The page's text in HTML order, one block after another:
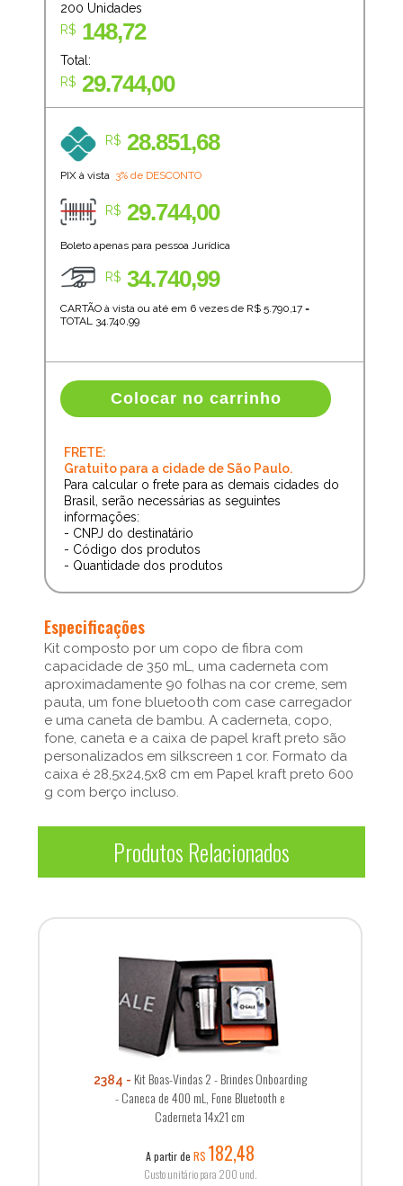
200 Unidades
R$ 148,72
Total:
R$ 29.744,00
R$ 28.851,68
PIX à vista 3% de DESCONTO
R$ 29.744,00
Boleto apenas para pessoa Jurídica
R$ 34.740,99
CARTÃO à vista ou até em 6 vezes de R$ 5.790,17=
TOTAL 34.740,99
Colocar no carrinho
FRETE:
Gratuito para a cidade de São Paulo.
Para calcular o frete para as demais cidades do
Brasil, serão necessárias as seguintes
informações:
- CNPJ do destinatário
- Código dos produtos
- Quantidade dos produtos
Especificações
Kit composto por um copo de fibra com
capacidade de 350 mL, uma caderneta com
aproximadamente 90 folhas na cor creme, sem
pauta, um fone bluetooth com case carregador
e uma caneta de bambu. A caderneta, copo,
fone, caneta e a caixa de papel kraft preto são
personalizados em silkscreen 1 cor. Formato da
caixa é 28,5x24,5x8 cm em Papel kraft preto 600
g com berço incluso.
Produtos Relacionados
2384
Kit Boas-Vindas 2 - Brindes Onboarding
- Caneca de 400 mL, Fone Bluetooth e
Caderneta 14x21 cm
A partir de R$ 182,48
Custo unitário para 200 und.